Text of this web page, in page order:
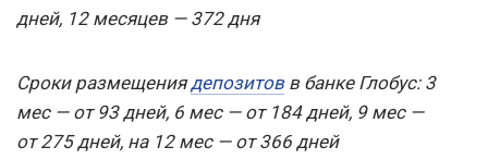
дней, 12 месяцев — 372 дня
Сроки размещениядепозитовв банке Глобус: 3
мес — от 93 дней, 6 мес — от 184 дней, 9 мес —
от 275 дней, на 12 мес — от 366 дней